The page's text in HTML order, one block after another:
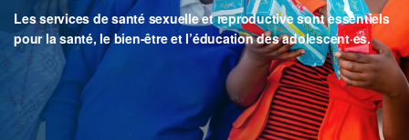
Les services de santé sexuelle et reproductive sont essentiels
pour la santé, le bien-être et l’éducation des adolescent·es.